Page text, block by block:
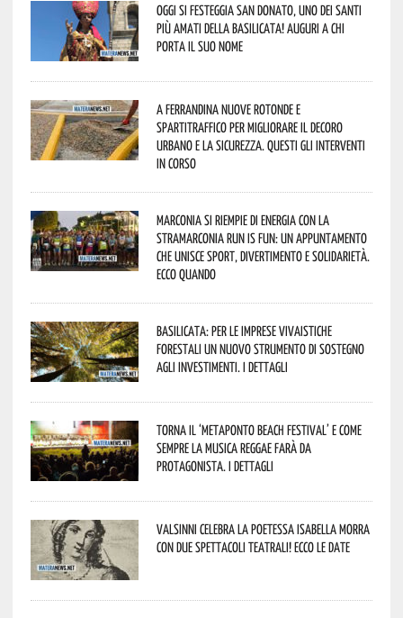
Oggi si festeggia San Donato, uno dei Santi
più amati della Basilicata! Auguri a chi
porta il suo nome
A Ferrandina nuove rotonde e
spartitraffico per migliorare il decoro
urbano e la sicurezza. Questi gli interventi
in corso
Marconia si riempie di energia con la
StraMarconia Run is Fun: un appuntamento
che unisce sport, divertimento e solidarietà.
Ecco quando
Basilicata: per le imprese vivaistiche
forestali un nuovo strumento di sostegno
agli investimenti. I dettagli
Torna il ‘Metaponto beach festival’ e come
sempre la musica reggae farà da
protagonista. I dettagli
Valsinni celebra la poetessa Isabella Morra
con due spettacoli teatrali! Ecco le date